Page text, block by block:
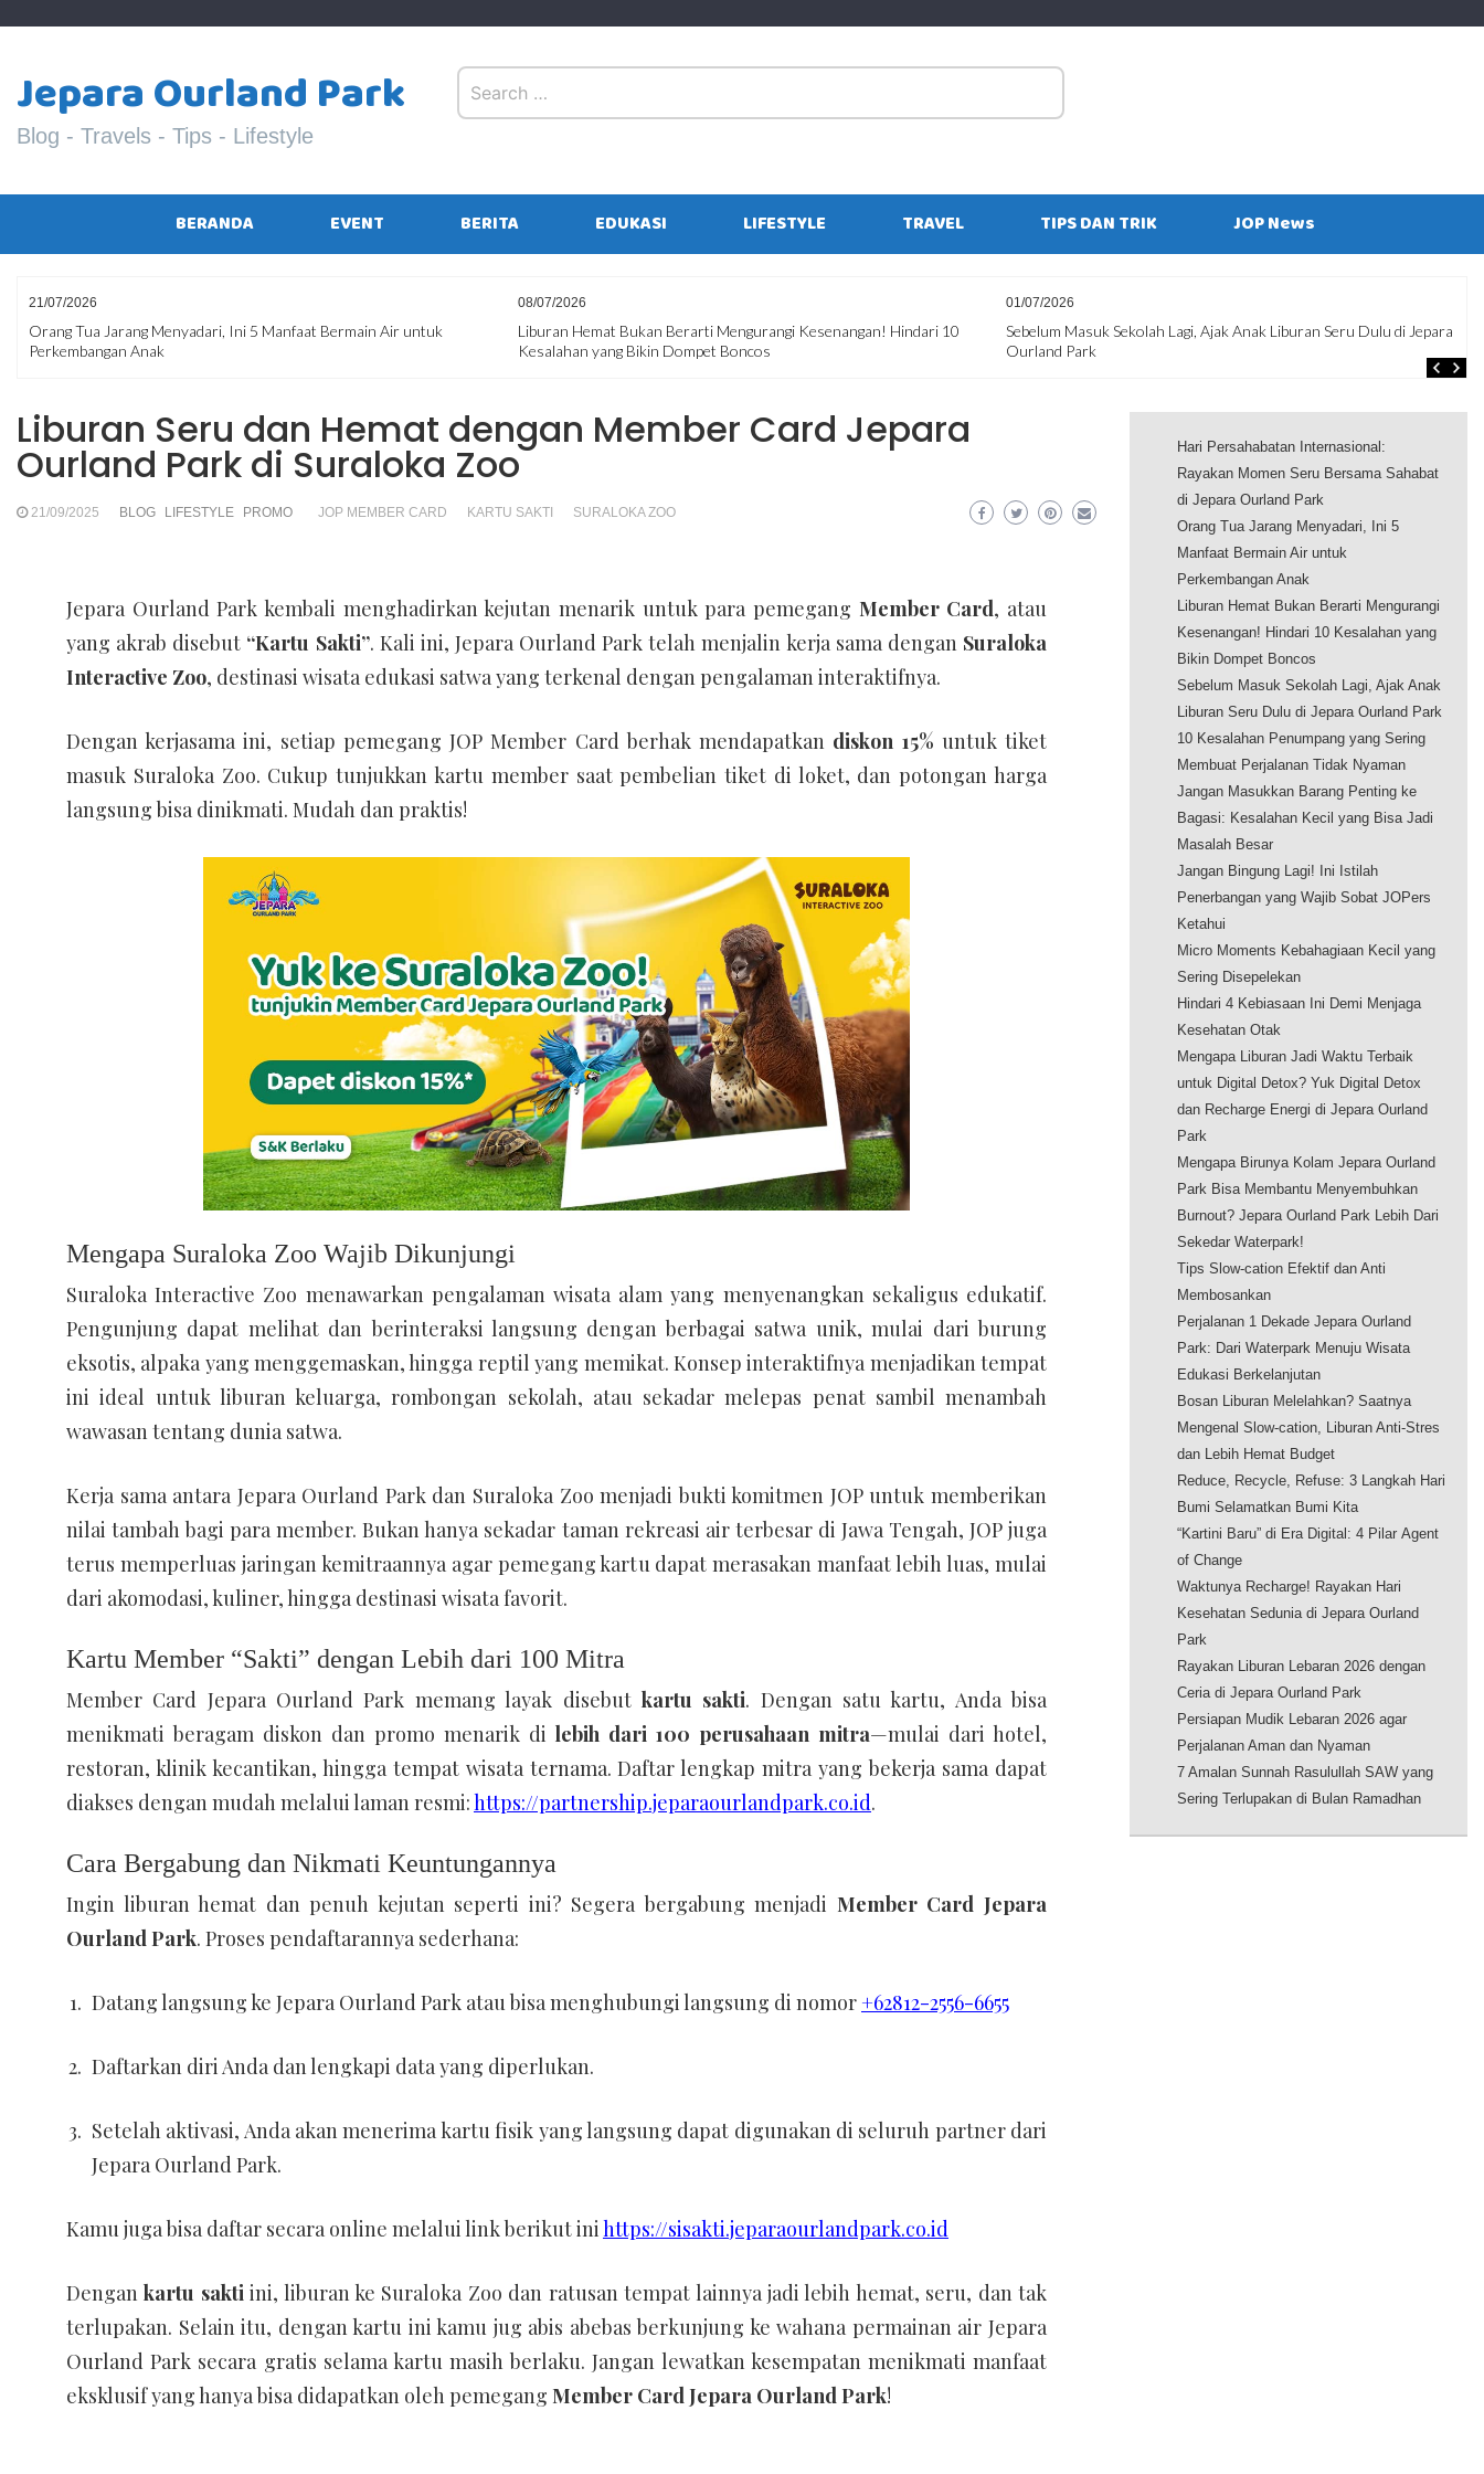
Jepara Ourland Park
Blog - Travels - Tips - Lifestyle
BERANDA EVENT BERITA EDUKASI LIFESTYLE TRAVEL TIPS DAN TRIK JOP News
08/07/2026
Liburan Hemat Bukan Berarti Mengurangi Kesenangan! Hindari 10
Kesalahan yang Bikin Dompet Boncos
01/07/2026
Sebelum Masuk Sekolah Lagi, Ajak Anak Liburan Seru Dulu di Jepara
Ourland Park
29/06/2026
10 Kesalahan Penumpang yang Sering Membuat Perjalanan Tidak
Nyaman
Liburan Seru dan Hemat dengan Member Card Jepara
Ourland Park di Suraloka Zoo
21/09/2025 BLOG LIFESTYLE PROMO JOP MEMBER CARD KARTU SAKTI SURALOKA ZOO
Jepara Ourland Park kembali menghadirkan kejutan menarik untuk para pemegang Member Card, atau
yang akrab disebut “Kartu Sakti”. Kali ini, Jepara Ourland Park telah menjalin kerja sama dengan Suraloka
Interactive Zoo, destinasi wisata edukasi satwa yang terkenal dengan pengalaman interaktifnya.
Dengan kerjasama ini, setiap pemegang JOP Member Card berhak mendapatkan diskon 15% untuk tiket
masuk Suraloka Zoo. Cukup tunjukkan kartu member saat pembelian tiket di loket, dan potongan harga
langsung bisa dinikmati. Mudah dan praktis!
Mengapa Suraloka Zoo Wajib Dikunjungi
Suraloka Interactive Zoo menawarkan pengalaman wisata alam yang menyenangkan sekaligus edukatif.
Pengunjung dapat melihat dan berinteraksi langsung dengan berbagai satwa unik, mulai dari burung
eksotis, alpaka yang menggemaskan, hingga reptil yang memikat. Konsep interaktifnya menjadikan tempat
ini ideal untuk liburan keluarga, rombongan sekolah, atau sekadar melepas penat sambil menambah
wawasan tentang dunia satwa.
Kerja sama antara Jepara Ourland Park dan Suraloka Zoo menjadi bukti komitmen JOP untuk memberikan
nilai tambah bagi para member. Bukan hanya sekadar taman rekreasi air terbesar di Jawa Tengah, JOP juga
terus memperluas jaringan kemitraannya agar pemegang kartu dapat merasakan manfaat lebih luas, mulai
dari akomodasi, kuliner, hingga destinasi wisata favorit.
Kartu Member “Sakti” dengan Lebih dari 100 Mitra
Member Card Jepara Ourland Park memang layak disebut kartu sakti. Dengan satu kartu, Anda bisa
menikmati beragam diskon dan promo menarik di lebih dari 100 perusahaan mitra—mulai dari hotel,
restoran, klinik kecantikan, hingga tempat wisata ternama. Daftar lengkap mitra yang bekerja sama dapat
diakses dengan mudah melalui laman resmi:https://partnership.jeparaourlandpark.co.id.
Cara Bergabung dan Nikmati Keuntungannya
Ingin liburan hemat dan penuh kejutan seperti ini? Segera bergabung menjadi Member Card Jepara
Ourland Park. Proses pendaftarannya sederhana:
Datang langsung ke Jepara Ourland Park atau bisa menghubungi langsung di nomor +62812-2556-6655
Daftarkan diri Anda dan lengkapi data yang diperlukan.
Setelah aktivasi, Anda akan menerima kartu fisik yang langsung dapat digunakan di seluruh partner dari
Jepara Ourland Park.
Kamu juga bisa daftar secara online melalui link berikut inihttps://sisakti.jeparaourlandpark.co.id
Dengankartu saktiini, liburan ke Suraloka Zoo dan ratusan tempat lainnya jadi lebih hemat, seru, dan tak
terlupakan. Selain itu, dengan kartu ini kamu jug abis abebas berkunjung ke wahana permainan air Jepara
Ourland Park secara gratis selama kartu masih berlaku. Jangan lewatkan kesempatan menikmati manfaat
eksklusif yang hanya bisa didapatkan oleh pemegang Member Card Jepara Ourland Park!
Hari Persahabatan Internasional:
Rayakan Momen Seru Bersama Sahabat
di Jepara Ourland Park
Orang Tua Jarang Menyadari, Ini 5
Manfaat Bermain Air untuk
Perkembangan Anak
Liburan Hemat Bukan Berarti Mengurangi
Kesenangan! Hindari 10 Kesalahan yang
Bikin Dompet Boncos
Sebelum Masuk Sekolah Lagi, Ajak Anak
Liburan Seru Dulu di Jepara Ourland Park
10 Kesalahan Penumpang yang Sering
Membuat Perjalanan Tidak Nyaman
Jangan Masukkan Barang Penting ke
Bagasi: Kesalahan Kecil yang Bisa Jadi
Masalah Besar
Jangan Bingung Lagi! Ini Istilah
Penerbangan yang Wajib Sobat JOPers
Ketahui
Micro Moments Kebahagiaan Kecil yang
Sering Disepelekan
Hindari 4 Kebiasaan Ini Demi Menjaga
Kesehatan Otak
Mengapa Liburan Jadi Waktu Terbaik
untuk Digital Detox? Yuk Digital Detox
dan Recharge Energi di Jepara Ourland
Park
Mengapa Birunya Kolam Jepara Ourland
Park Bisa Membantu Menyembuhkan
Burnout? Jepara Ourland Park Lebih Dari
Sekedar Waterpark!
Tips Slow-cation Efektif dan Anti
Membosankan
Perjalanan 1 Dekade Jepara Ourland
Park: Dari Waterpark Menuju Wisata
Edukasi Berkelanjutan
Bosan Liburan Melelahkan? Saatnya
Mengenal Slow-cation, Liburan Anti-Stres
dan Lebih Hemat Budget
Reduce, Recycle, Refuse: 3 Langkah Hari
Bumi Selamatkan Bumi Kita
“Kartini Baru” di Era Digital: 4 Pilar Agent
of Change
Waktunya Recharge! Rayakan Hari
Kesehatan Sedunia di Jepara Ourland
Park
Rayakan Liburan Lebaran 2026 dengan
Ceria di Jepara Ourland Park
Persiapan Mudik Lebaran 2026 agar
Perjalanan Aman dan Nyaman
7 Amalan Sunnah Rasulullah SAW yang
Sering Terlupakan di Bulan Ramadhan